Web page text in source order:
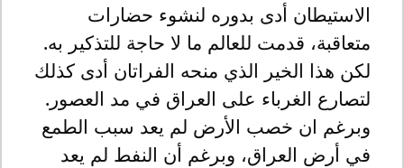
الاستيطان أدى بدوره لنشوء حضارات
متعاقبة، قدمت للعالم ما لا حاجة للتذكير به.
لكن هذا الخير الذي منحه الفراتان أدى كذلك
لتصارع الغرباء على العراق في مد العصور.
وبرغم ان خصب الأرض لم يعد سبب الطمع
في أرض العراق، وبرغم أن النفط لم يعد